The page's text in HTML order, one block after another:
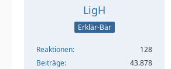
LigH
Erklär-Bär
Reaktionen
128
Beiträge
43.878